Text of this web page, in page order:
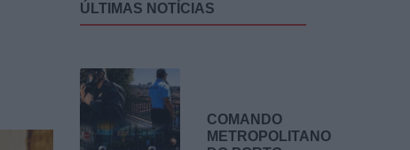
ÚLTIMAS NOTÍCIAS
COMANDO
METROPOLITANO